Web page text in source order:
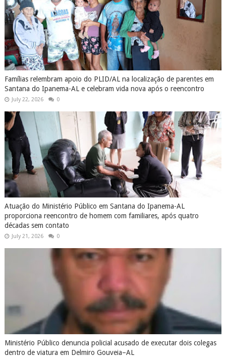
Famílias relembram apoio do PLID/AL na localização de parentes em
Santana do Ipanema-AL e celebram vida nova após o reencontro
July 22, 2026 0
Atuação do Ministério Público em Santana do Ipanema-AL
proporciona reencontro de homem com familiares, após quatro
décadas sem contato
July 21, 2026 0
Ministério Público denuncia policial acusado de executar dois colegas
dentro de viatura em Delmiro Gouveia–AL